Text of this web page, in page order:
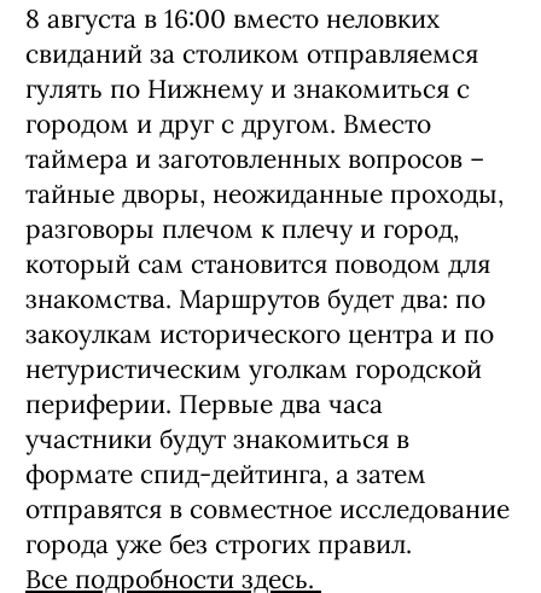
8 августа в 16:00 вместо неловких
свиданий за столиком отправляемся
гулять по Нижнему и знакомиться с
городом и друг с другом. Вместо
таймера и заготовленных вопросов –
тайные дворы, неожиданные проходы,
разговоры плечом к плечу и город,
который сам становится поводом для
знакомства. Маршрутов будет два: по
закоулкам исторического центра и по
нетуристическим уголкам городской
периферии. Первые два часа
участники будут знакомиться в
формате спид-дейтинга, а затем
отправятся в совместное исследование
города уже без строгих правил.
Все подробности здесь.